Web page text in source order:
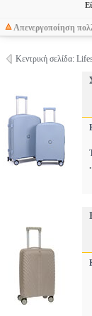
Απενεργοποίηση
Κεντρική σελίδα: